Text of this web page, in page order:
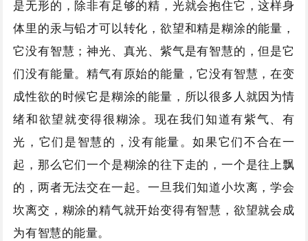
是无形的，除非有足够的精，光就会抱住它，这样身
体里的汞与铅才可以转化，欲望和精是糊涂的能量，
它没有智慧；神光、真光、紫气是有智慧的，但是它
们没有能量。精气有原始的能量，它没有智慧，在变
成性欲的时候它是糊涂的能量，所以很多人就因为情
绪和欲望就变得很糊涂。现在我们知道有紫气、有
光，它们是智慧的，没有能量。如果它们不合在一
起，那么它们一个是糊涂的往下走的，一个是往上飘
的，两者无法交在一起。一旦我们知道小坎离，学会
坎离交，糊涂的精气就开始变得有智慧，欲望就会成
为有智慧的能量。